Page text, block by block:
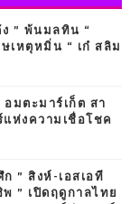
” พ้นมลทิน “
เหตุหมิ่น “ เก๋ สลิม
มตะมาร์เก็ต สา
ห่งความเชื่อโชค
” สิงห์-เอสเอที
” เปิดฤดูกาลไทย